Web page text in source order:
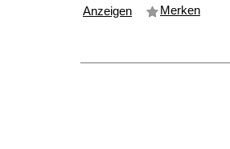
Anzeigen Merken